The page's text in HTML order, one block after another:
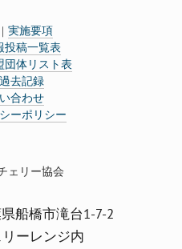
｜実施要項
投稿一覧表
団体リスト表
去記録
合わせ
ーポリシー
ェリー協会
船橋市滝台1-7-2
ーレンジ内